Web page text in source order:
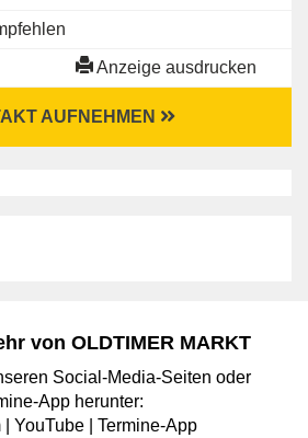
Anzeige ausdrucken
AUFNEHMEN
von OLDTIMER MARKT
Social-Media-Seiten oder
App herunter:
YouTube Termine-App